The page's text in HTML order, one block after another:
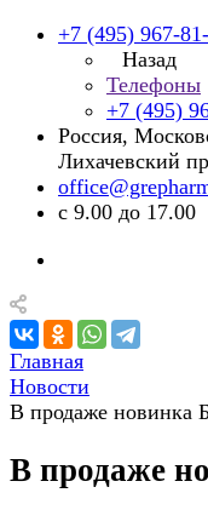
+7 (495) 967-
Назад
Телефоны
+7 (495)
Россия,
Лихачевский
с 9.00 до 17.00
Главная
Новости
В продаже
В продаже